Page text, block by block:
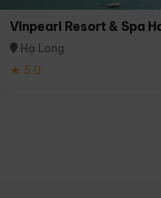
Vinpearl Resort & Spa
Hạ Long
★ 5.0